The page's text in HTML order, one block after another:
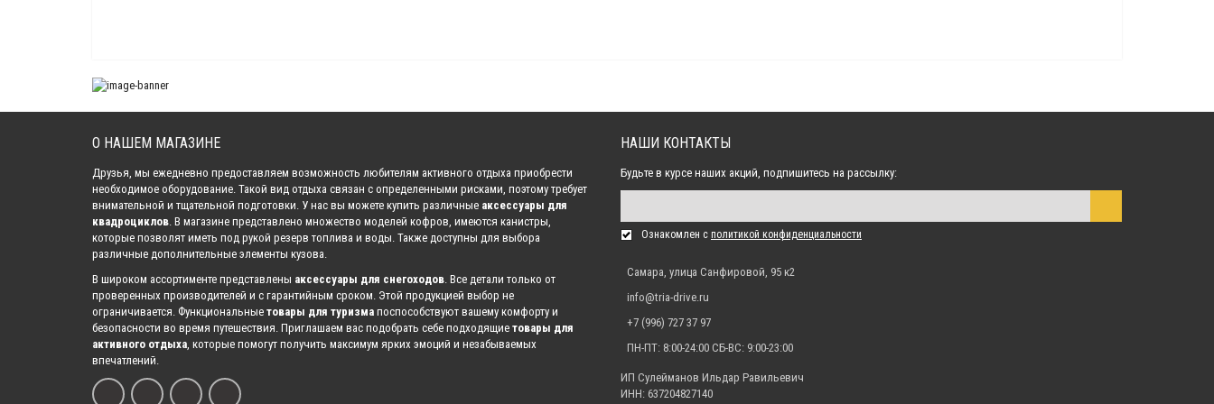
Подножки листовые для квадроцикла + комплект крепежа
Универсальные подножки для квадроцикла (алюминий)
О НАШЕМ МАГАЗИНЕ
Друзья, мы ежедневно предоставляем возможность любителям активного отдыха приобрести
необходимое оборудование. Такой вид отдыха связан с определенными рисками, поэтому требует
внимательной и тщательной подготовки. У нас вы можете купить различные аксессуары для
квадроциклов. В магазине представлено множество моделей кофров, имеются канистры,
которые позволят иметь под рукой резерв топлива и воды. Также доступны для выбора
различные дополнительные элементы кузова.
В широком ассортименте представлены аксессуары для снегоходов. Все детали только от
проверенных производителей и с гарантийным сроком. Этой продукцией выбор не
ограничивается. Функциональные товары для туризма поспособствуют вашему комфорту и
безопасности во время путешествия. Приглашаем вас подобрать себе подходящие товары для
активного отдыха, которые помогут получить максимум ярких эмоций и незабываемых
впечатлений.
НАШИ КОНТАКТЫ
Будьте в курсе наших акций, подпишитесь на рассылку:
Ознакомлен с политикой конфиденциальности
Самара, улица Санфировой, 95 к2
info@tria-drive.ru
+7 (996) 727 37 97
ПН-ПТ: 8:00-24:00 СБ-ВС: 9:00-23:00
ИП Сулейманов Ильдар Равильевич
ИНН: 637204827140